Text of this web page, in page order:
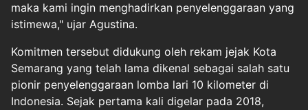
maka kami ingin menghadirkan penyelenggaraan yang
istimewa," ujar Agustina.
Komitmen tersebut didukung oleh rekam jejak Kota
Semarang yang telah lama dikenal sebagai salah satu
pionir penyelenggaraan lomba lari 10 kilometer di
Indonesia. Sejak pertama kali digelar pada 2018,